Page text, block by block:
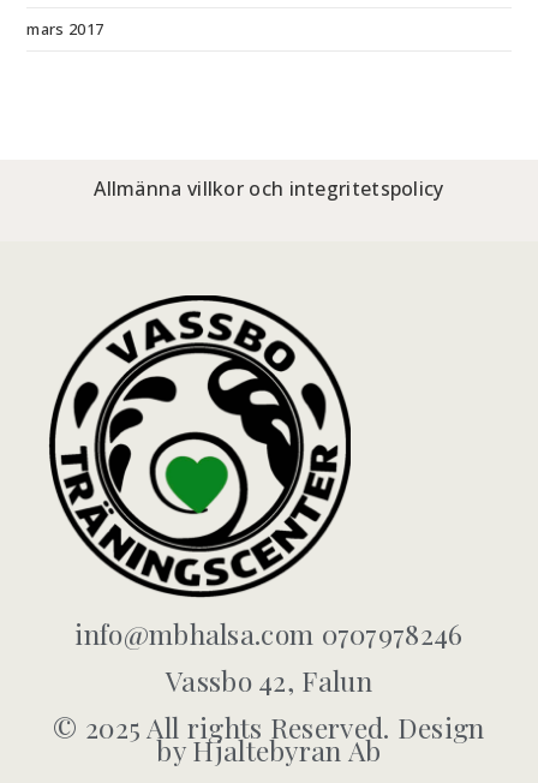
mars 2017
Allmänna villkor och integritetspolicy
info@mbhalsa.com 0707978246
Vassbo 42, Falun
© 2025 All rights Reserved. Design
by Hjaltebyran Ab